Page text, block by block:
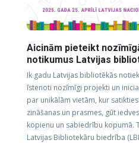
Aicinām pieteikt
notikumus Latvijas
Ik gadu Latvijas bibliotēkās
īstenoti nozīmīgi projekti un
par unikālām vietām, kur
zināšanas un prasmes, gūt
kopienu un sabiedrību kopumā.
Latvijas Bibliotekāru biedrība